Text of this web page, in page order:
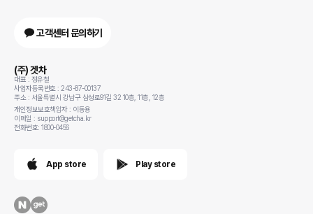
고객센터 문의하기
(주) 겟차
대표 : 정유철
사업자등록번호 : 243-87-00137
주소 : 서울특별시 강남구 삼성로91길 32 10층, 11층, 12층
개인정보보호책임자 : 이동용
이메일 : support@getcha.kr
전화번호: 1800-0456
App store Play store